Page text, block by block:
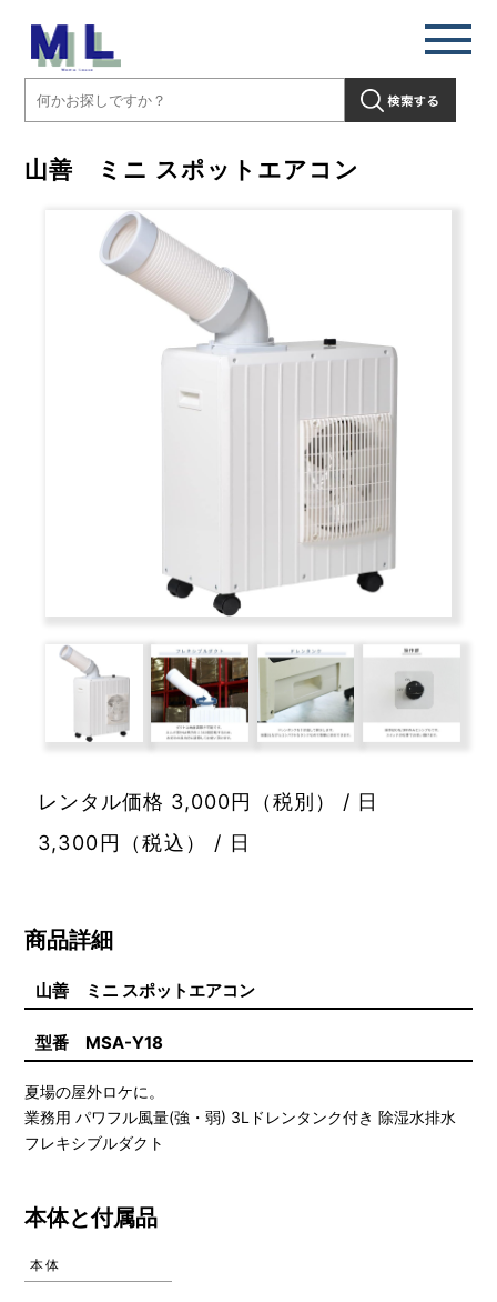
山善 ミニ スポットエアコン
レンタル価格 3,000円（税別） / 日
3,300円（税込） / 日
商品詳細
山善 ミニ スポットエアコン
型番 MSA-Y18
夏場の屋外ロケに。
業務用 パワフル風量(強・弱) 3Lドレンタンク付き 除湿水排水
フレキシブルダクト
本体と付属品
本体